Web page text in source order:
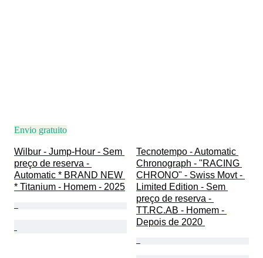
Envio gratuito
Wilbur - Jump-Hour - Sem
preço de reserva -
Automatic * BRAND NEW
* Titanium - Homem - 2025
Tecnotempo - Automatic
Chronograph - "RACING
CHRONO" - Swiss Movt -
Limited Edition - Sem
preço de reserva -
TT.RC.AB - Homem -
Depois de 2020